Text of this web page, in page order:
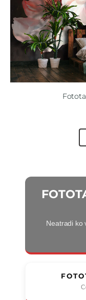
Neatradi ko